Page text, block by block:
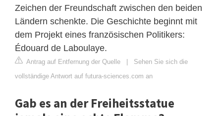
Zeichen der Freundschaft zwischen den beiden
Ländern schenkte. Die Geschichte beginnt mit
dem Projekt eines französischen Politikers:
Édouard de Laboulaye.
Antrag auf Entfernung der Quelle | Sehen Sie sich die
vollständige Antwort auf futura-sciences.com an
Gab es an der Freiheitsstatue